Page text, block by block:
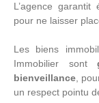
L’agence
pour ne laisser
Les biens
Immobilier sont
bienveillance ,
un respect pointu